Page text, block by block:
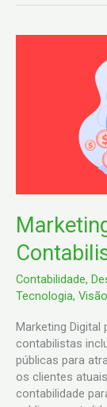
Contabilidade,
Tecnologia, Visão
Marketing Digital
contabilistas
públicas para
os clientes
contabilidade